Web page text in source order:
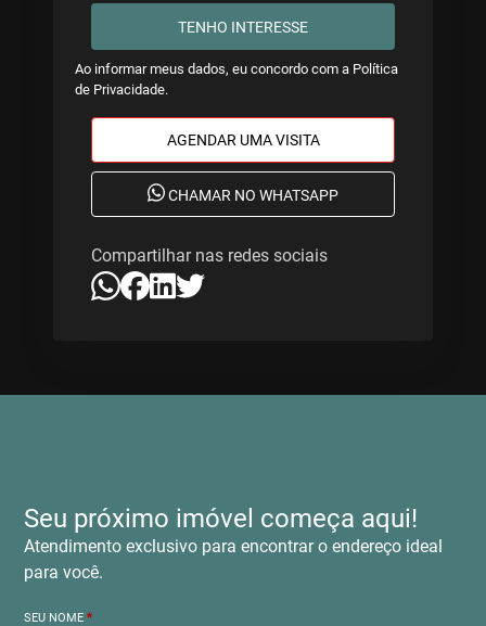
TENHO INTERESSE
Ao informar meus dados, eu concordo com a Política
de Privacidade.
AGENDAR UMA VISITA
CHAMAR NO WHATSAPP
Compartilhar nas redes sociais
Seu próximo imóvel começa aqui!
Atendimento exclusivo para encontrar o endereço ideal
para você.
SEU NOME*